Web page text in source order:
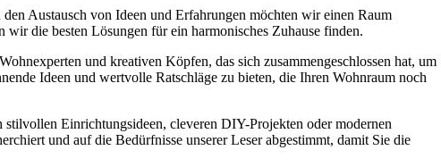
Austausch von Ideen und Erfahrungen möchten wir einen Raum
die besten Lösungen für ein harmonisches Zuhause finden.
und kreativen Köpfen, das sich zusammengeschlossen hat, um
Ideen und wertvolle Ratschläge zu bieten, die Ihren Wohnraum noch
Einrichtungsideen, cleveren DIY-Projekten oder modernen
und auf die Bedürfnisse unserer Leser abgestimmt, damit Sie die